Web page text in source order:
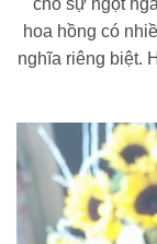
cho sự ngọt
hoa hồng có
nghĩa riêng biệt.